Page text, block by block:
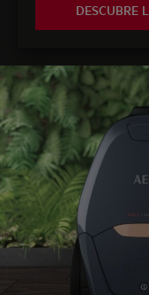
DESCUBRE